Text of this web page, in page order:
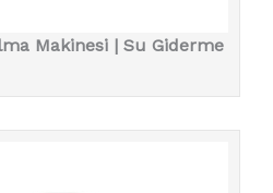
Makinesi | Su Giderme